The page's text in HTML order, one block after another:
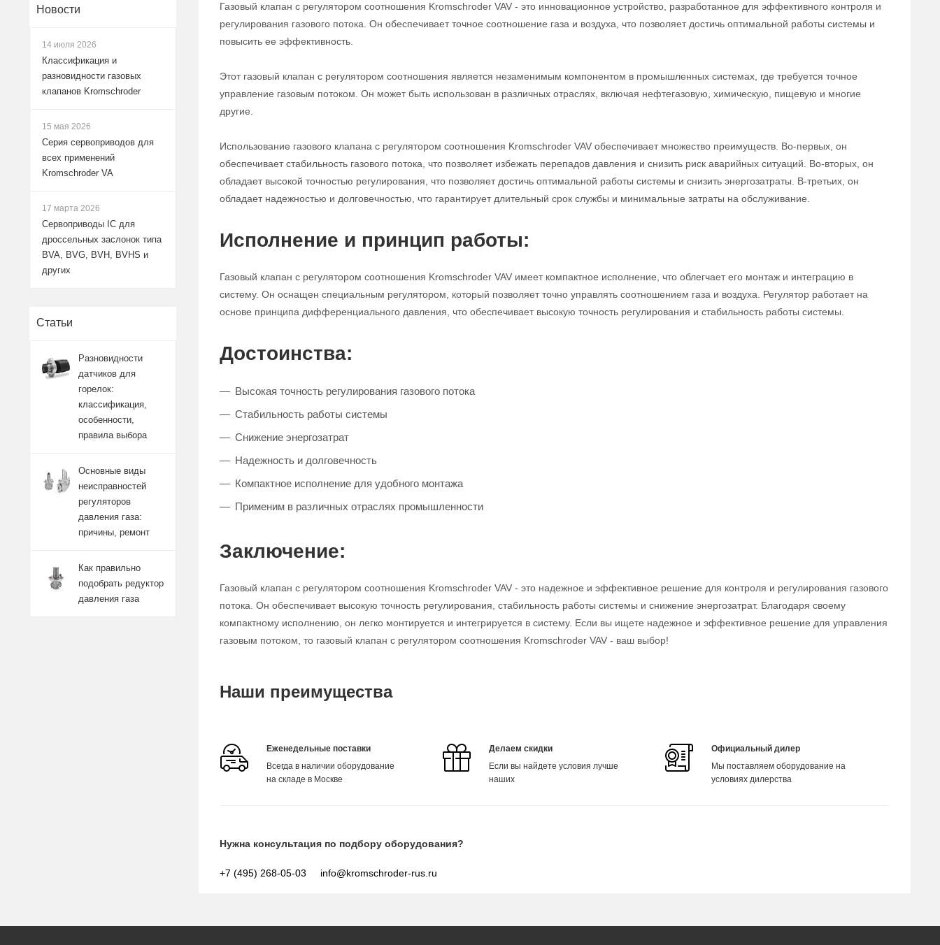
Газовый клапан с регулятором соотношения Kromschroder VAV - это инновационное устройство, разработанное для эффективного контроля и
регулирования газового потока. Он обеспечивает точное соотношение газа и воздуха, что позволяет достичь оптимальной работы системы и
повысить ее эффективность.
Этот газовый клапан с регулятором соотношения является незаменимым компонентом в промышленных системах, где требуется точное
управление газовым потоком. Он может быть использован в различных отраслях, включая нефтегазовую, химическую, пищевую и многие
другие.
Использование газового клапана с регулятором соотношения Kromschroder VAV обеспечивает множество преимуществ. Во-первых, он
обеспечивает стабильность газового потока, что позволяет избежать перепадов давления и снизить риск аварийных ситуаций. Во-вторых, он
обладает высокой точностью регулирования, что позволяет достичь оптимальной работы системы и снизить энергозатраты. В-третьих, он
обладает надежностью и долговечностью, что гарантирует длительный срок службы и минимальные затраты на обслуживание.
Исполнение и принцип работы:
Газовый клапан с регулятором соотношения Kromschroder VAV имеет компактное исполнение, что облегчает его монтаж и интеграцию в
систему. Он оснащен специальным регулятором, который позволяет точно управлять соотношением газа и воздуха. Регулятор работает на
основе принципа дифференциального давления, что обеспечивает высокую точность регулирования и стабильность работы системы.
Достоинства:
Высокая точность регулирования газового потока
Стабильность работы системы
Снижение энергозатрат
Надежность и долговечность
Компактное исполнение для удобного монтажа
Применим в различных отраслях промышленности
Заключение:
Газовый клапан с регулятором соотношения Kromschroder VAV - это надежное и эффективное решение для контроля и регулирования газового
потока. Он обеспечивает высокую точность регулирования, стабильность работы системы и снижение энергозатрат. Благодаря своему
компактному исполнению, он легко монтируется и интегрируется в систему. Если вы ищете надежное и эффективное решение для управления
газовым потоком, то газовый клапан с регулятором соотношения Kromschroder VAV - ваш выбор!
Наши преимущества
Еженедельные поставки
Всегда в наличии оборудование
на складе в Москве
Делаем скидки
Если вы найдете условия лучше
наших
Официальный дилер
Мы поставляем оборудование на
условиях дилерства
Нужна консультация по подбору оборудования?
+7 (495) 268-05-03 info@kromschroder-rus.ru
Новости
14 июля 2026
Классификация и
разновидности газовых
клапанов Kromschroder
15 мая 2026
Серия сервоприводов для
всех применений
Kromschroder VA
17 марта 2026
Сервоприводы IC для
дроссельных заслонок типа
BVA, BVG, BVH, BVHS и
других
Статьи
Разновидности
датчиков для
горелок:
классификация,
особенности,
правила выбора
Основные виды
неисправностей
регуляторов
давления газа:
причины, ремонт
Как правильно
подобрать редуктор
давления газа